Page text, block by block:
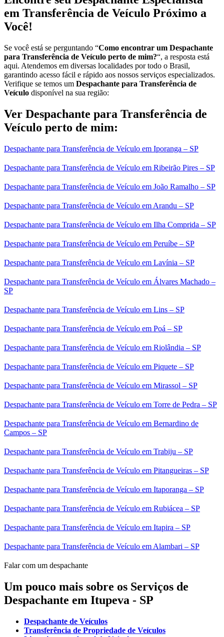
em Transferência de Veículo Próximo a
Você!
Se você está se perguntando “Como encontrar um Despachante
para Transferência de Veículo perto de mim?“, a resposta está
aqui. Atendemos em diversas localidades por todo o Brasil,
garantindo acesso fácil e rápido aos nossos serviços especializados.
Verifique se temos um Despachante para Transferência de
Veículo disponível na sua região:
Ver Despachante para Transferência de
Veículo perto de mim:
Despachante para Transferência de Veículo em Iporanga – SP
Despachante para Transferência de Veículo em Ribeirão Pires – SP
Despachante para Transferência de Veículo em João Ramalho – SP
Despachante para Transferência de Veículo em Arandu – SP
Despachante para Transferência de Veículo em Ilha Comprida – SP
Despachante para Transferência de Veículo em Peruíbe – SP
Despachante para Transferência de Veículo em Lavínia – SP
Despachante para Transferência de Veículo em Álvares Machado –
SP
Despachante para Transferência de Veículo em Lins – SP
Despachante para Transferência de Veículo em Poá – SP
Despachante para Transferência de Veículo em Riolândia – SP
Despachante para Transferência de Veículo em Piquete – SP
Despachante para Transferência de Veículo em Mirassol – SP
Despachante para Transferência de Veículo em Torre de Pedra – SP
Despachante para Transferência de Veículo em Bernardino de
Campos – SP
Despachante para Transferência de Veículo em Trabiju – SP
Despachante para Transferência de Veículo em Pitangueiras – SP
Despachante para Transferência de Veículo em Itaporanga – SP
Despachante para Transferência de Veículo em Rubiácea – SP
Despachante para Transferência de Veículo em Itapira – SP
Despachante para Transferência de Veículo em Alambari – SP
Falar com um despachante
Um pouco mais sobre os Serviços de
Despachante em Itupeva - SP
Despachante de Veículos
Transferência de Propriedade de Veículos